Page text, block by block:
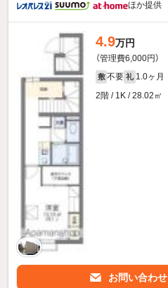
ほか提供
4.9万円
（管理費6,000円）
敷 不要 礼 1.0ヶ月
2階 / 1K / 28.02㎡
お問い合わせ